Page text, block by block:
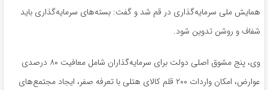
همایش ملی سرمایه‌گذاری در قم شد و گفت: بسته‌های سرمایه‌گذاری باید
شفاف و روشن تدوین شود.
وی، پنج مشوق اصلی دولت برای سرمایه‌گذاران شامل معافیت ۸۰ درصدی
عوارض، امکان واردات ۲۰۰ قلم کالای هتلی با تعرفه صفر، ایجاد مجتمع‌های